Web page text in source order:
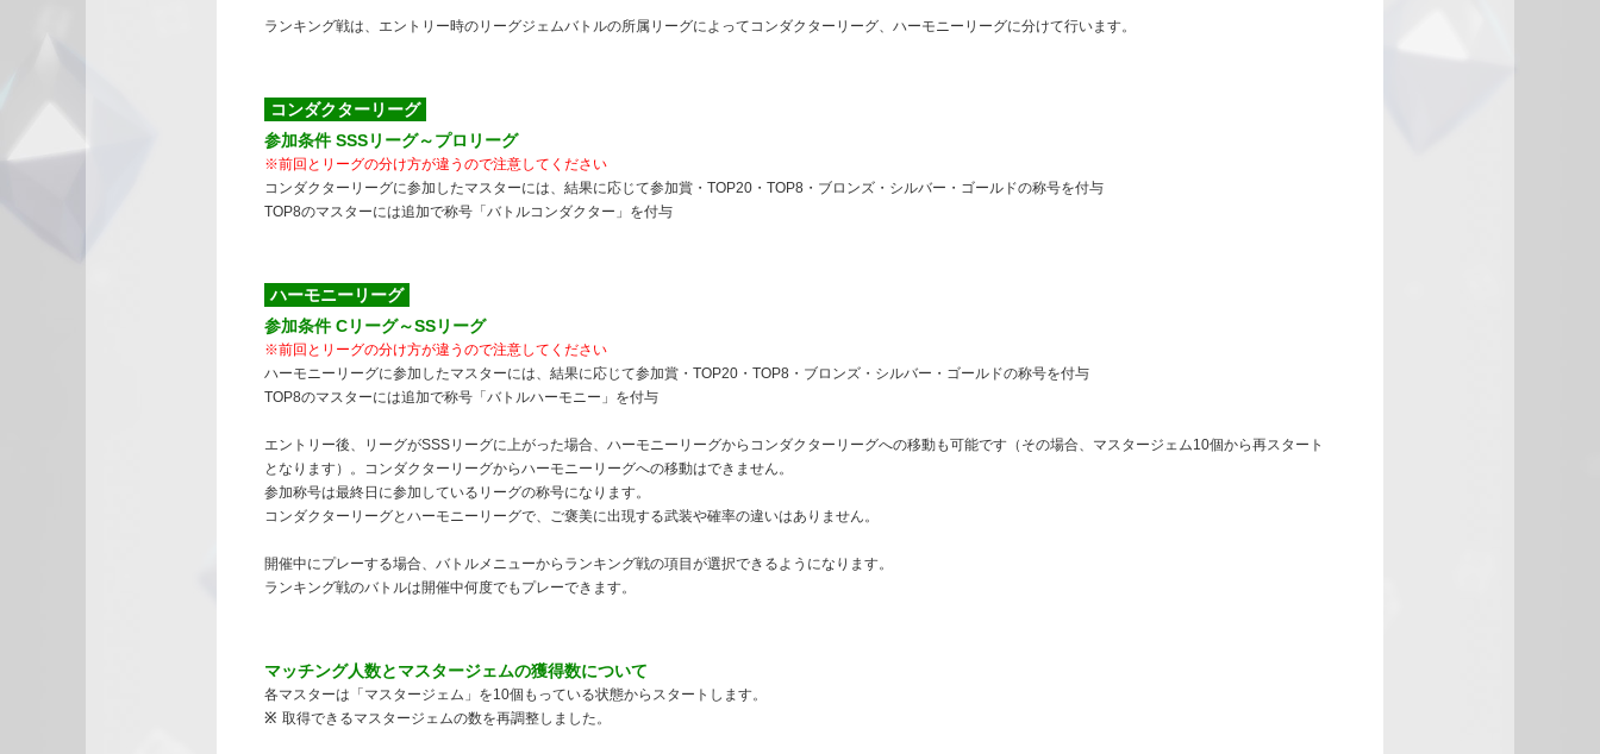
ランキング戦は、エントリー時のリーグジェムバトルの所属リーグによってコンダクターリーグ、ハーモニーリーグに分けて行います。
コンダクターリーグ
参加条件 SSSリーグ～プロリーグ
※前回とリーグの分け方が違うので注意してください
コンダクターリーグに参加したマスターには、結果に応じて参加賞・TOP20・TOP8・ブロンズ・シルバー・ゴールドの称号を付与
TOP8のマスターには追加で称号「バトルコンダクター」を付与
ハーモニーリーグ
参加条件 Cリーグ～SSリーグ
※前回とリーグの分け方が違うので注意してください
ハーモニーリーグに参加したマスターには、結果に応じて参加賞・TOP20・TOP8・ブロンズ・シルバー・ゴールドの称号を付与
TOP8のマスターには追加で称号「バトルハーモニー」を付与
エントリー後、リーグがSSSリーグに上がった場合、ハーモニーリーグからコンダクターリーグへの移動も可能です（その場合、マスタージェム10個から再スタート
となります）。コンダクターリーグからハーモニーリーグへの移動はできません。
参加称号は最終日に参加しているリーグの称号になります。
コンダクターリーグとハーモニーリーグで、ご褒美に出現する武装や確率の違いはありません。
開催中にプレーする場合、バトルメニューからランキング戦の項目が選択できるようになります。
ランキング戦のバトルは開催中何度でもプレーできます。
マッチング人数とマスタージェムの獲得数について
各マスターは「マスタージェム」を10個もっている状態からスタートします。
取得できるマスタージェムの数を再調整しました。